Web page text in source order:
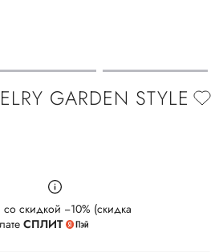
GARDEN STYLE
скидкой −10% (скидка
СПЛИТ